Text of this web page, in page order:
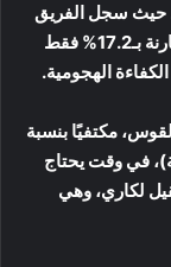
حيث سجل الفريق
نسبة نجاح من الرميات الثلاثية بلغت 43.2%، مقارنة بـ17.2% فقط
الهجومية.
مكتفيًا بنسبة
ثلاثيات من أصل 32 محاولة)، في وقت يحتاج
لكاري، وهي